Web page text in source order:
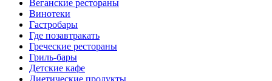
Веганские рестораны
Винотеки
Гастробары
Где позавтракать
Греческие рестораны
Гриль-бары
Детские кафе
Диетические продукты